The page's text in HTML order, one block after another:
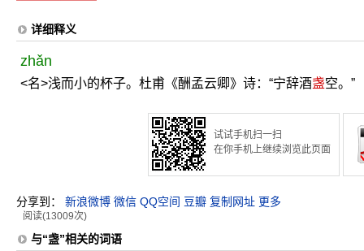
详细释义
zhǎn
<名>浅而小的杯子。杜甫《酬孟云卿》诗：“宁辞酒盏空。”
试试手机扫一扫
在你手机上继续浏览此页面
分享到： 新浪微博 微信 QQ空间 豆瓣 复制网址 更多
阅读(13009次)
与“盏”相关的词语